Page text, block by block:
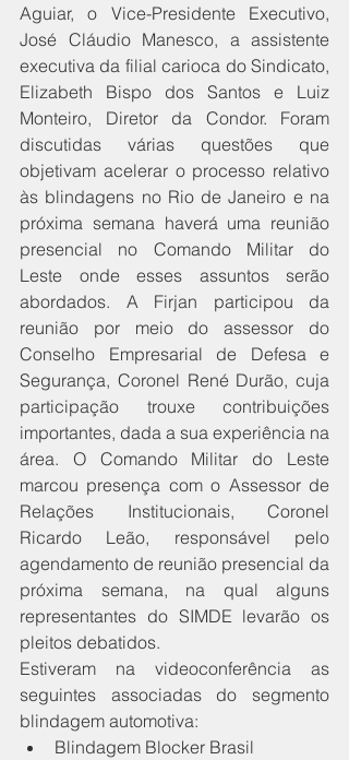
Aguiar, o Vice-Presidente Executivo,
José Cláudio Manesco, a assistente
executiva da filial carioca do Sindicato,
Elizabeth Bispo dos Santos e Luiz
Monteiro, Diretor da Condor. Foram
discutidas várias questões que
objetivam acelerar o processo relativo
às blindagens no Rio de Janeiro e na
próxima semana haverá uma reunião
presencial no Comando Militar do
Leste onde esses assuntos serão
abordados. A Firjan participou da
reunião por meio do assessor do
Conselho Empresarial de Defesa e
Segurança, Coronel René Durão, cuja
participação trouxe contribuições
importantes, dada a sua experiência na
área. O Comando Militar do Leste
marcou presença com o Assessor de
Relações Institucionais, Coronel
Ricardo Leão, responsável pelo
agendamento de reunião presencial da
próxima semana, na qual alguns
representantes do SIMDE levarão os
pleitos debatidos.
Estiveram na videoconferência as
seguintes associadas do segmento
blindagem automotiva:
Blindagem Blocker Brasil